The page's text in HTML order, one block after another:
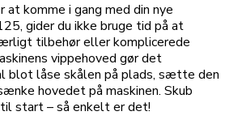
at komme i gang med din nye
gider du ikke bruge tid på at
tilbehør eller komplicerede
vippehoved gør det
blot låse skålen på plads, sætte den
hovedet på maskinen. Skub
start – så enkelt er det!